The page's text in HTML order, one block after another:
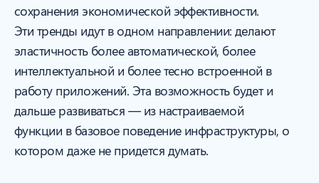
сохранения экономической эффективности.
Эти тренды идут в одном направлении: делают
эластичность более автоматической, более
интеллектуальной и более тесно встроенной в
работу приложений. Эта возможность будет и
дальше развиваться — из настраиваемой
функции в базовое поведение инфраструктуры, о
котором даже не придется думать.